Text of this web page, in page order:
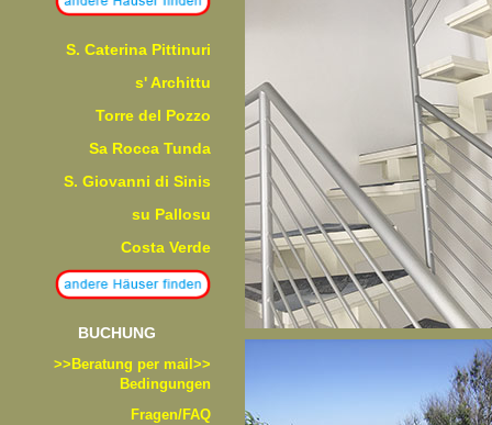
S. Caterina Pittinuri
s' Archittu
Torre del Pozzo
Sa Rocca Tunda
S. Giovanni di Sinis
su Pallosu
Costa Verde
BUCHUNG
>>Beratung per mail>>
Bedingungen
Fragen/FAQ